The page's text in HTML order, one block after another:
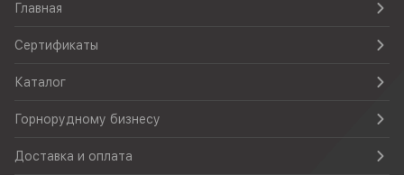
Главная
Сертификаты
Каталог
Горнорудному бизнесу
Доставка и оплата